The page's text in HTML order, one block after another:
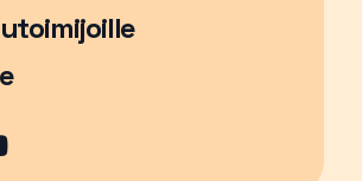
uudessa ikkunassa
uudessa ikkunassa
avautuu uudessa
avautuu uudessa